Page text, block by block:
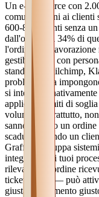
Un e-commerce con
comunicazioni ai clienti
600-800 clienti senza
dall'ordine. Il 34% di
l'ordine è in
gestibile solo con
standard (Mailchimp,
problema, ma
si integrano
applicano limiti di soglia
volume. Soprattutto,
sanno quando un
scaduto, quando un
Graffico sviluppa
integrati con i tuoi
rilevante — ordine
ticket aperto — può
giusta, al momento